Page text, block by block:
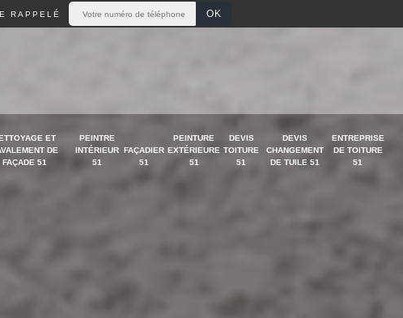
RAPPELÉ
ET
DE
FAÇADE 51
PEINTRE
INTÉRIEUR
51
FAÇADIER
51
PEINTURE
EXTÉRIEURE
51
DEVIS
TOITURE
51
DEVIS
CHANGEMENT
DE TUILE 51
ENTREPRISE
DE TOITURE
51